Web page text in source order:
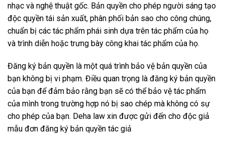
nhạc và nghệ thuật gốc. Bản quyền cho phép người sáng tạo
độc quyền tái sản xuất, phân phối bản sao cho công chúng,
chuẩn bị các tác phẩm phái sinh dựa trên tác phẩm của họ
và trình diễn hoặc trưng bày công khai tác phẩm của họ.
Đăng ký bản quyền là một quá trình bảo vệ bản quyền của
bạn không bị vi phạm. Điều quan trọng là đăng ký bản quyền
của bạn để đảm bảo rằng bạn sẽ có thể bảo vệ tác phẩm
của mình trong trường hợp nó bị sao chép mà không có sự
cho phép của bạn. Deha law xin được gửi đến cho độc giả
mẫu đơn đăng ký bản quyền tác giả